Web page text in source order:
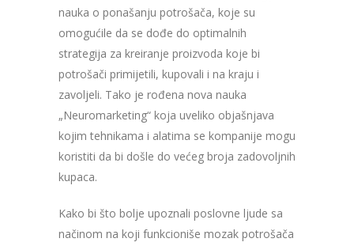
nauka o ponašanju potrošača, koje su
omogućile da se dođe do optimalnih
strategija za kreiranje proizvoda koje bi
potrošači primijetili, kupovali i na kraju i
zavoljeli. Tako je rođena nova nauka
„Neuromarketing“ koja uveliko objašnjava
kojim tehnikama i alatima se kompanije mogu
koristiti da bi došle do većeg broja zadovoljnih
kupaca.
Kako bi što bolje upoznali poslovne ljude sa
načinom na koji funkcioniše mozak potrošača